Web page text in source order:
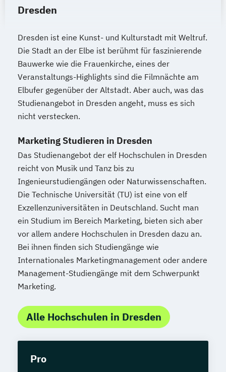
Dresden
Dresden ist eine Kunst- und Kulturstadt mit Weltruf.
Die Stadt an der Elbe ist berühmt für faszinierende
Bauwerke wie die Frauenkirche, eines der
Veranstaltungs-Highlights sind die Filmnächte am
Elbufer gegenüber der Altstadt. Aber auch, was das
Studienangebot in Dresden angeht, muss es sich
nicht verstecken.
Marketing Studieren in Dresden
Das Studienangebot der elf Hochschulen in Dresden
reicht von Musik und Tanz bis zu
Ingenieurstudiengängen oder Naturwissenschaften.
Die Technische Universität (TU) ist eine von elf
Exzellenzuniversitäten in Deutschland. Sucht man
ein Studium im Bereich Marketing, bieten sich aber
vor allem andere Hochschulen in Dresden dazu an.
Bei ihnen finden sich Studiengänge wie
Internationales Marketingmanagement oder andere
Management-Studiengänge mit dem Schwerpunkt
Marketing.
Alle Hochschulen in Dresden
Pro